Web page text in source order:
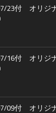
23付 オリジ
16付 オリジ
09付 オリジ